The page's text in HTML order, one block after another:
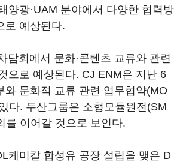
양광·UAM 분야에서 다양한 협력방
로 예상된다.
담회에서 문화·콘텐츠 교류와 관련
으로 예상된다. CJ ENM은 지난 6
와 문화적 교류 관련 업무협약(MO
다. 두산그룹은 소형모듈원전(SM
를 이어갈 것으로 보인다.
케미칼 합성유 공장 설립을 맺은 D